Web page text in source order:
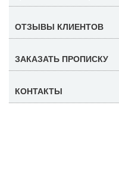
ОТЗЫВЫ КЛИЕНТОВ
ЗАКАЗАТЬ ПРОПИСКУ
КОНТАКТЫ